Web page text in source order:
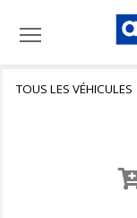
TOUS LES VÉHICULES